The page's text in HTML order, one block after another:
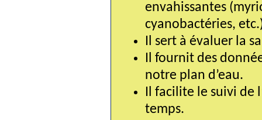
envahissantes
cyanobactéries,
Il sert à évaluer la
Il fournit des
notre plan d’eau.
Il facilite le suivi de
temps.